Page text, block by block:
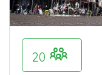
20